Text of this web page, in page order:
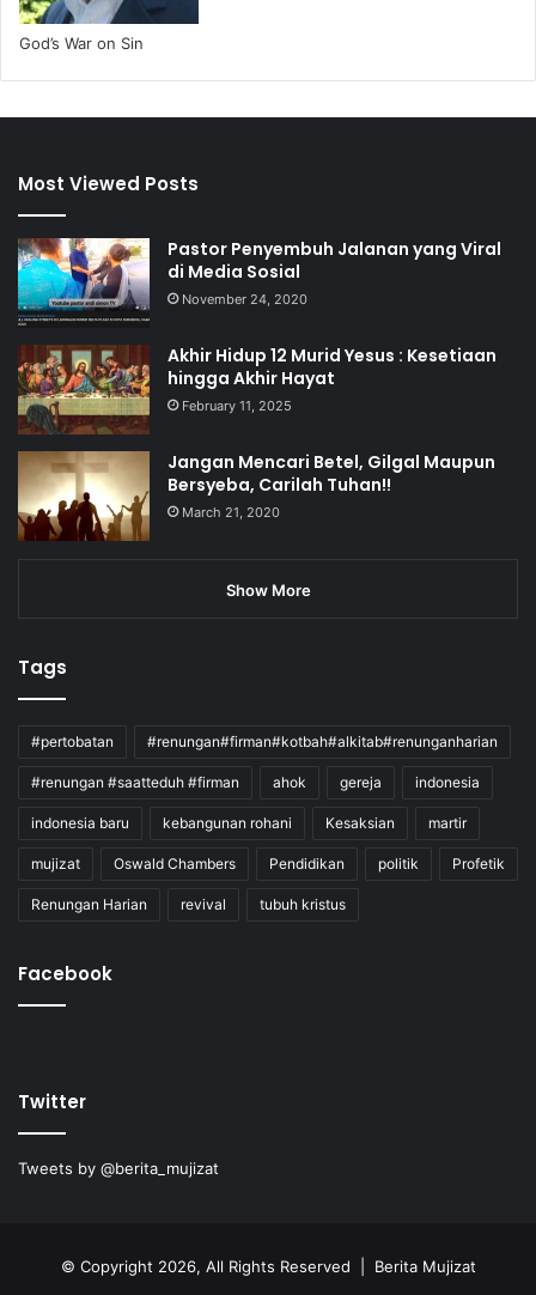
God’s War on Sin
Most Viewed Posts
Pastor Penyembuh Jalanan yang Viral
di Media Sosial
November 24, 2020
Akhir Hidup 12 Murid Yesus : Kesetiaan
hingga Akhir Hayat
February 11, 2025
Jangan Mencari Betel, Gilgal Maupun
Bersyeba, Carilah Tuhan!!
March 21, 2020
Show More
Tags
#pertobatan #renungan#firman#kotbah#alkitab#renunganharian
#renungan #saatteduh #firman ahok gereja indonesia
indonesia baru kebangunan rohani Kesaksian martir
mujizat Oswald Chambers Pendidikan politik Profetik
Renungan Harian revival tubuh kristus
Facebook
Twitter
Tweets by @berita_mujizat
© Copyright 2026, All Rights Reserved | Berita Mujizat